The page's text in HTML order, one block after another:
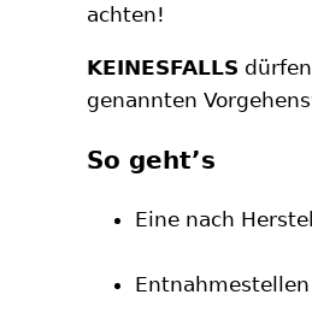
achten!
KEINESFALLS
genannten
So geht’s
Eine nach